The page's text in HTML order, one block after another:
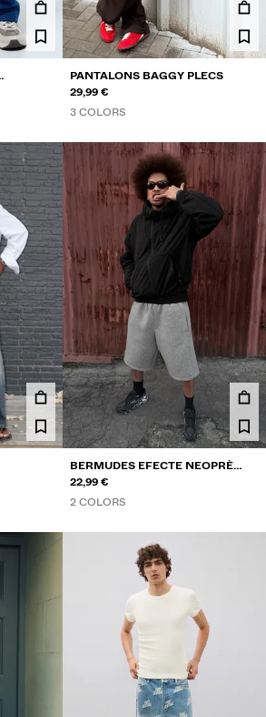
PANTALONS BAGGY PLECS
29,99 €
3 COLORS
BERMUDES EFECTE NEOPRÈ
OVERSIZE
22,99 €
2 COLORS